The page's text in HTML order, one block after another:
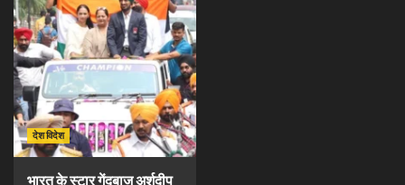
देश विदेश
भारत के स्टार गेंदबाज अर्शदीप